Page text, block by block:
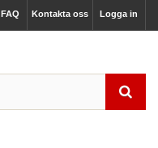
Logga in
Kontakta oss
FAQ